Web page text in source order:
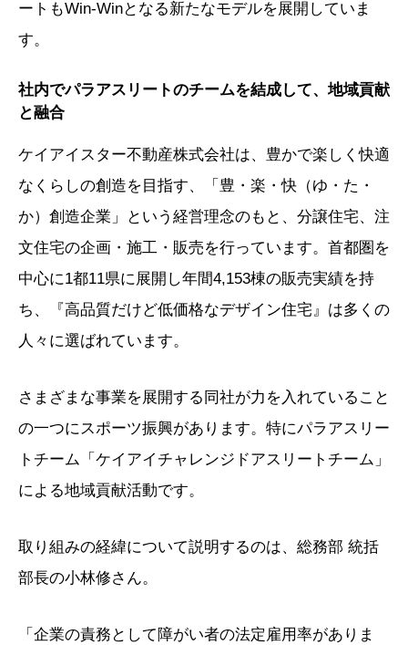
ートもWin-Winとなる新たなモデルを展開していま
す。
社内でパラアスリートのチームを結成して、地域貢献
と融合
ケイアイスター不動産株式会社は、豊かで楽しく快適
なくらしの創造を目指す、「豊・楽・快（ゆ・た・
か）創造企業」という経営理念のもと、分譲住宅、注
文住宅の企画・施工・販売を行っています。首都圏を
中心に1都11県に展開し年間4,153棟の販売実績を持
ち、『高品質だけど低価格なデザイン住宅』は多くの
人々に選ばれています。
さまざまな事業を展開する同社が力を入れていること
の一つにスポーツ振興があります。特にパラアスリー
トチーム「ケイアイチャレンジドアスリートチーム」
による地域貢献活動です。
取り組みの経緯について説明するのは、総務部 統括
部長の小林修さん。
「企業の責務として障がい者の法定雇用率がありま